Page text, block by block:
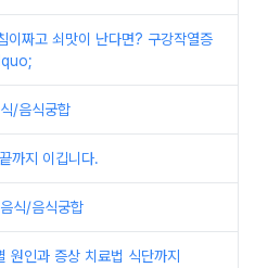
짜고 쇠맛이 난다면? 구강작열증
/음식궁합
까지 이깁니다.
식/음식궁합
원인과 증상 치료법 식단까지